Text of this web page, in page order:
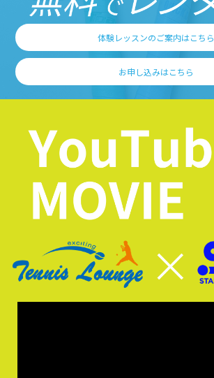
体験レッスンのご案内はこちら
お申し込みはこちら